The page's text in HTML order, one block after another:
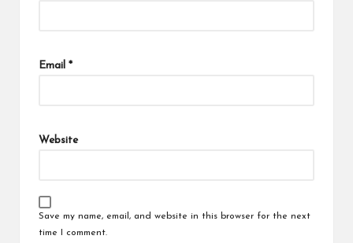
Email *
Website
Save my name, email, and website in this browser for the next
time I comment.